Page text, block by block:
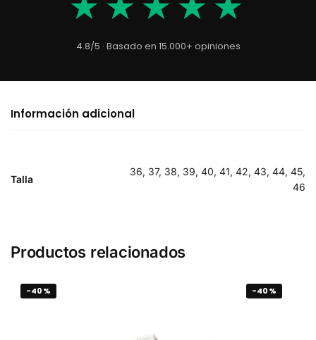
4.8/5 · Basado en 15.000+ opiniones
Información adicional
Talla
36, 37, 38, 39, 40, 41, 42, 43, 44, 45,
46
Productos relacionados
-40% -40%